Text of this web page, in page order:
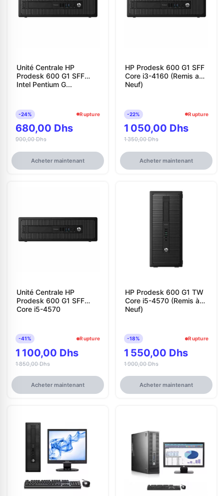
Unité Centrale HP
Prodesk 600 G1 SFF
Intel Pentium G...
-24% Rupture
680,00 Dhs
900,00 Dhs
Acheter maintenant
HP Prodesk 600 G1 SFF
Core i3-4160 (Remis a
Neuf)
-22% Rupture
1 050,00 Dhs
1 350,00 Dhs
Acheter maintenant
Unité Centrale HP
Prodesk 600 G1 SFF
Core i5-4570
-41% Rupture
1 100,00 Dhs
1 850,00 Dhs
Acheter maintenant
HP Prodesk 600 G1 TW
Core i5-4570 (Remis à
Neuf)
-18% Rupture
1 550,00 Dhs
1 900,00 Dhs
Acheter maintenant